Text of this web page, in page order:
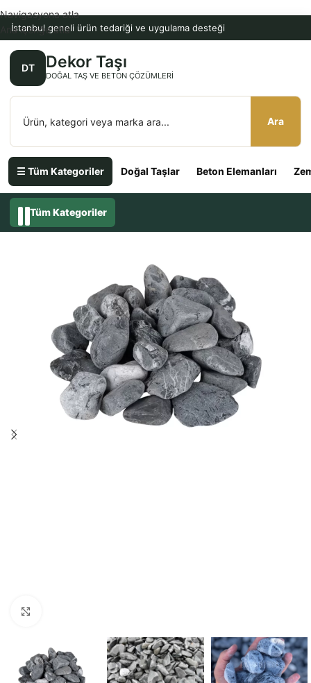
İstanbul geneli ürün tedariği ve uygulama desteği
DT Dekor Taşı
DOĞAL TAŞ VE BETON ÇÖZÜMLERI
Ara
☰ Tüm Kategoriler Doğal Taşlar Beton Elemanları
Navigasyona atla
Ana içeriğe atla
Tüm Kategoriler